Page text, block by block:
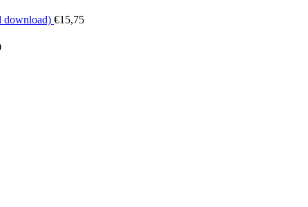
download) €15,75